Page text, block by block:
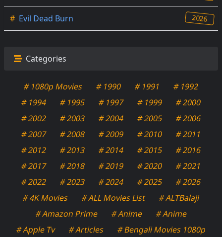
# Evil Dead Burn 2026
Categories
# 1080p Movies # 1990 # 1991
# 1992
# 1994
# 1995 # 1997 # 1999
# 2000
# 2002
# 2003 # 2004 # 2005
# 2006
# 2007
# 2008 # 2009 # 2010
# 2011
# 2012
# 2013 # 2014 # 2015
# 2016
# 2017
# 2018 # 2019 # 2020
# 2021
# 2022
# 2023 # 2024 # 2025
# 2026
# 4K Movies
# ALL Movies List
# ALTBalaji
# Amazon Prime
# Anime
# Anime
# Apple Tv
# Articles
# Bengali Movies 1080p